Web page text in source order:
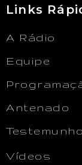
Links
A Rádio
Equipe
Antenado
Vídeos